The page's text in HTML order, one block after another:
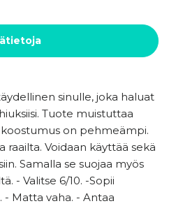
sinulle, joka haluat
Tuote muistuttaa
on pehmeämpi.
raailta. Voidaan käyttää sekä
Samalla se suojaa myös
- Valitse 6/10. -Sopii
Matta vaha. - Antaa